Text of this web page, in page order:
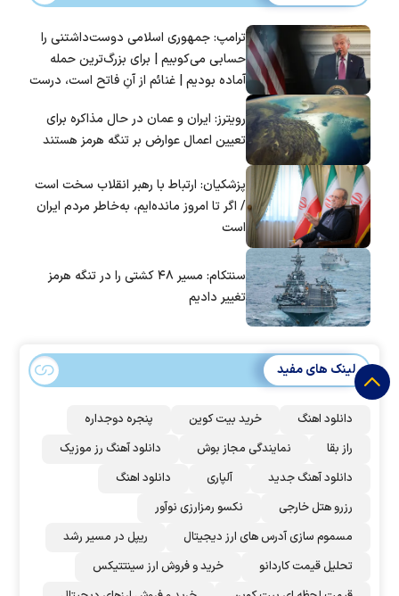
ترامپ: جمهوری اسلامی دوست‌داشتنی را
حسابی می‌کوبیم | برای بزرگ‌ترین حمله
آماده بودیم | غنائم از آنِ فاتح است، درست
رویترز: ایران و عمان در حال مذاکره برای
تعیین اعمال عوارض بر تنگه هرمز هستند
پزشکیان: ارتباط با رهبر انقلاب سخت است
/ اگر تا امروز مانده‌ایم، به‌خاطر مردم ایران
است
سنتکام: مسیر ۴۸ کشتی را در تنگه هرمز
تغییر دادیم
لینک های مفید
دانلود اهنگ خرید بیت کوین
پنجره دوجداره
راز بقا
نمایندگی مجاز بوش
دانلود آهنگ رز‌ موزیک
دانلود آهنگ جدید
آلپاری
دانلود اهنگ
رزرو هتل خارجی
نکسو رمزارزی نوآور
مسموم سازی آدرس های ارز دیجیتال
ریپل در مسیر رشد
تحلیل قیمت کاردانو
خرید و فروش ارز سینتتیکس